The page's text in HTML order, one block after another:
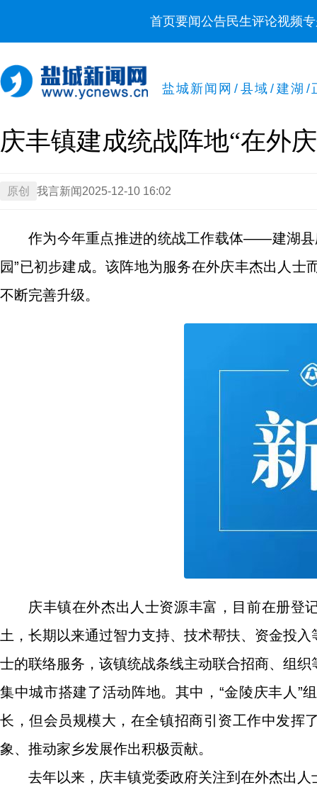
首页要闻公告民生评论视频
盐城新闻网 / 县域 / 建湖 /
庆丰镇建成统战阵地“在外
原创 我言新闻 2025-12-10 16:02
作为今年重点推进的统战工作载体——建湖县
园”已初步建成。该阵地为服务在外庆丰杰出人
不断完善升级。
庆丰镇在外杰出人士资源丰富，目前在册登
土，长期以来通过智力支持、技术帮扶、资金投
士的联络服务，该镇统战条线主动联合招商、组
集中城市搭建了活动阵地。其中，“金陵庆丰人”
长，但会员规模大，在全镇招商引资工作中发挥
象、推动家乡发展作出积极贡献。
去年以来，庆丰镇党委政府关注到在外杰出